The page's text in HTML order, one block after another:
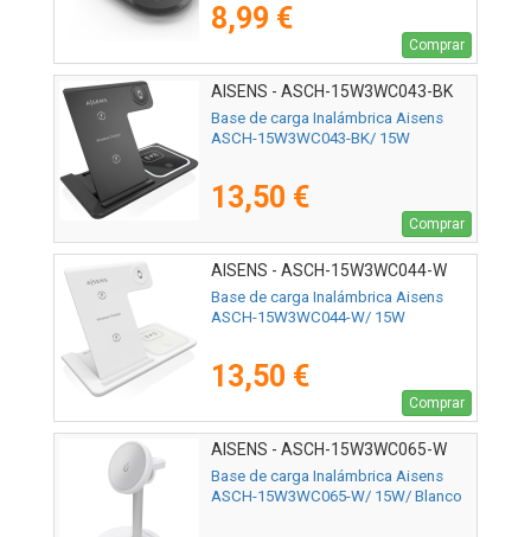
8,99 €
Comprar
AISENS - ASCH-15W3WC043-BK
Base de carga Inalámbrica Aisens
ASCH-15W3WC043-BK/ 15W
13,50 €
Comprar
AISENS - ASCH-15W3WC044-W
Base de carga Inalámbrica Aisens
ASCH-15W3WC044-W/ 15W
13,50 €
Comprar
AISENS - ASCH-15W3WC065-W
Base de carga Inalámbrica Aisens
ASCH-15W3WC065-W/ 15W/ Blanco